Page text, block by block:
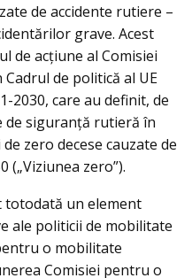
de accidente rutiere –
grave. Acest
de acţiune al Comisiei
de politică al UE
2030, care au definit, de
de siguranţă rutieră în
zero decese cauzate de
(„Viziunea zero”).
un element
ale politicii de mobilitate
o mobilitate
Comisiei pentru o